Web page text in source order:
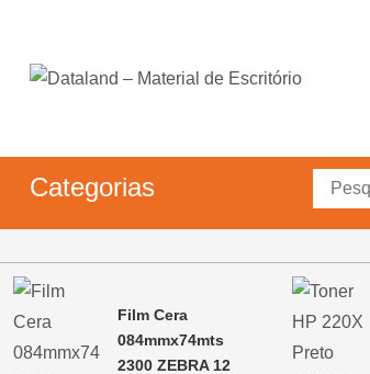
content
Categorias
Film Cera
084mmx74mts
2300 ZEBRA 12